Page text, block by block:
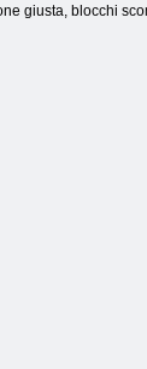
giusta, blocchi